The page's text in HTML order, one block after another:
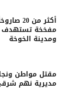
أكثر
مفخخة تستهدف
ومدينة الخوخة
مقتل مواطن
مديرية نهم